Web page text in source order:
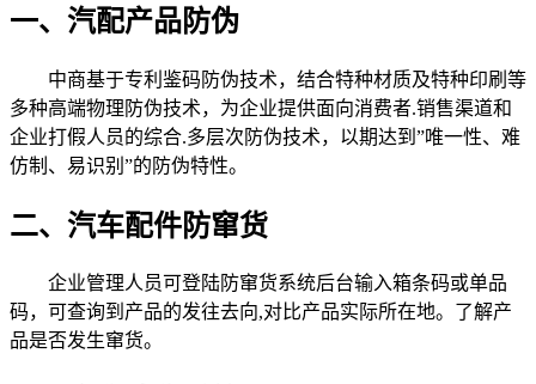
一、汽配产品防伪
中商基于专利鉴码防伪技术，结合特种材质及特种印刷等
多种高端物理防伪技术，为企业提供面向消费者.销售渠道和
企业打假人员的综合.多层次防伪技术，以期达到”唯一性、难
仿制、易识别”的防伪特性。
二、汽车配件防窜货
企业管理人员可登陆防窜货系统后台输入箱条码或单品
码，可查询到产品的发往去向,对比产品实际所在地。了解产
品是否发生窜货。